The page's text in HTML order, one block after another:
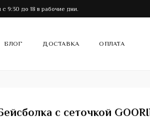
9:30 до 18 в рабочие дни.
БЛОГ ДОСТАВКА ОПЛАТА
с сеточкой